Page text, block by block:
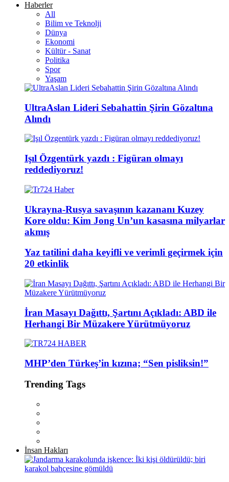
Haberler
All
Bilim ve Teknolji
Dünya
Ekonomi
Kültür - Sanat
Politika
Spor
Yaşam
UltraAslan Lideri Sebahattin Şirin Gözaltına
Alındı
Işıl Özgentürk yazdı : Figüran olmayı
reddediyoruz!
Ukrayna-Rusya savaşının kazananı Kuzey
Kore oldu: Kim Jong Un’un kasasına milyarlar
akmış
Yaz tatilini daha keyifli ve verimli geçirmek için
20 etkinlik
İran Masayı Dağıttı, Şartını Açıkladı: ABD ile
Herhangi Bir Müzakere Yürütmüyoruz
MHP’den Türkeş’in kızına; “Sen pisliksin!”
Trending Tags
İnsan Hakları